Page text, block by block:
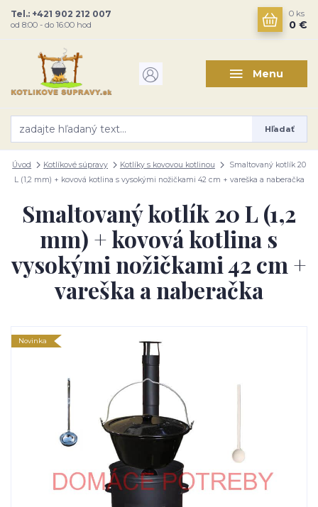
Menu
Hľadať
Tel.: +421 902 212 007
od 8:00 - do 16:00 hod
0 ks
0 €
Úvod Kotlíkové súpravy Kotlíky s kovovou kotlinou
Smaltovaný kotlík 20
L (1,2 mm) + kovová kotlina s vysokými nožičkami 42 cm + vareška a naberačka
Smaltovaný kotlík 20 L (1,2
mm) + kovová kotlina s
vysokými nožičkami 42 cm +
vareška a naberačka
Novinka